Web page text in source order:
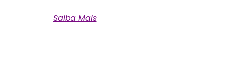
Saiba Mais